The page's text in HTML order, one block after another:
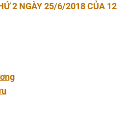
2 NGÀY 25/6/2018 CỦA 12